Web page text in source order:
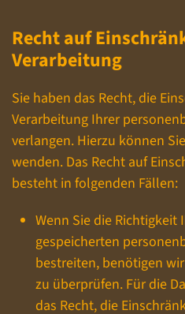
Recht auf
Verarbeitung
Sie haben das Recht, die
Verarbeitung Ihrer
verlangen. Hierzu können
wenden. Das Recht auf
besteht in folgenden Fällen:
Wenn Sie die Richtigkeit
gespeicherten
bestreiten, benötigen
zu überprüfen. Für die
das Recht, die